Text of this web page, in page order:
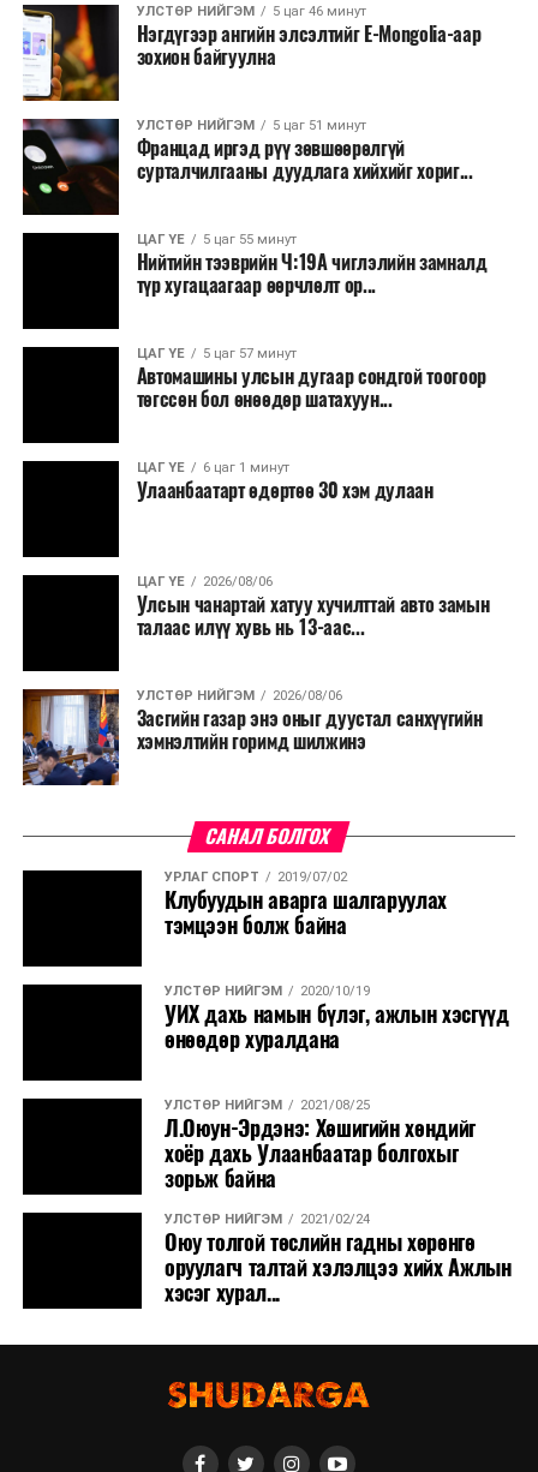
УЛСТӨР НИЙГЭМ 5 цаг 46 минут
Нэгдүгээр ангийн элсэлтийг E-Mongolia-аар
зохион байгуулна
УЛСТӨР НИЙГЭМ 5 цаг 51 минут
Францад иргэд рүү зөвшөөрөлгүй
сурталчилгааны дуудлага хийхийг хориг...
ЦАГ ҮЕ 5 цаг 55 минут
Нийтийн тээврийн Ч:19А чиглэлийн замналд
түр хугацаагаар өөрчлөлт ор...
ЦАГ ҮЕ 5 цаг 57 минут
Автомашины улсын дугаар сондгой тоогоор
төгссөн бол өнөөдөр шатахуун...
ЦАГ ҮЕ 6 цаг 1 минут
Улаанбаатарт өдөртөө 30 хэм дулаан
ЦАГ ҮЕ 2026/08/06
Улсын чанартай хатуу хучилттай авто замын
талаас илүү хувь нь 13-аас...
УЛСТӨР НИЙГЭМ 2026/08/06
Засгийн газар энэ оныг дуустал санхүүгийн
хэмнэлтийн горимд шилжинэ
САНАЛ БОЛГОХ
УРЛАГ СПОРТ 2019/07/02
Клубуудын аварга шалгаруулах
тэмцээн болж байна
УЛСТӨР НИЙГЭМ 2020/10/19
УИХ дахь намын бүлэг, ажлын хэсгүүд
өнөөдөр хуралдана
УЛСТӨР НИЙГЭМ 2021/08/25
Л.Оюун-Эрдэнэ: Хөшигийн хөндийг
хоёр дахь Улаанбаатар болгохыг
зорьж байна
УЛСТӨР НИЙГЭМ 2021/02/24
Оюу толгой төслийн гадны хөрөнгө
оруулагч талтай хэлэлцээ хийх Ажлын
хэсэг хурал...